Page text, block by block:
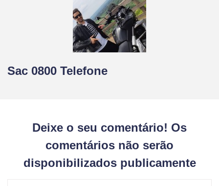
Sac 0800 Telefone
Deixe o seu comentário! Os
comentários não serão
disponibilizados publicamente